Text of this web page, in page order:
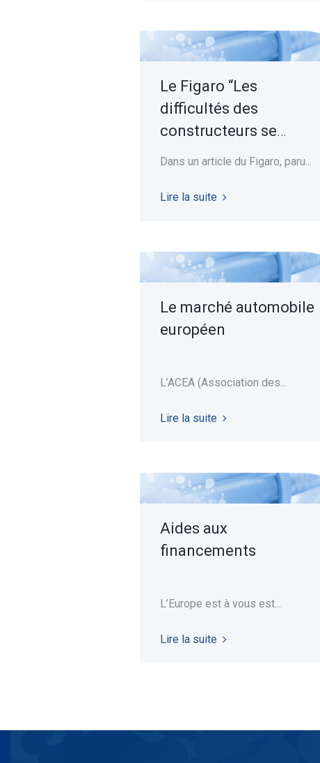
Le Figaro “Les
difficultés des
constructeurs se
répercutent à tous
clients”
Dans un article du Figaro, paru...
Lire la suite
Le marché automobile
européen
L’ACEA (Association des...
Lire la suite
Aides aux
financements
L’Europe est à vous est...
Lire la suite